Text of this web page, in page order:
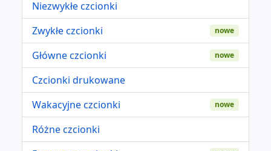
Niezwykłe czcionki
Zwykłe czcionki
nowe
Główne czcionki nowe
Czcionki drukowane
Wakacyjne czcionki
nowe
Różne czcionki